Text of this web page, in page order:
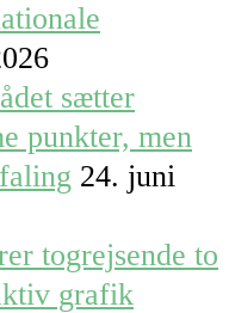
sætter
punkter, men
24. juni
togrejsende to
grafik